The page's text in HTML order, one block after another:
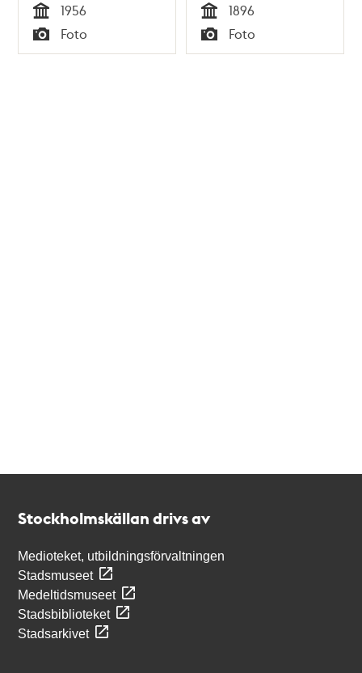
Tid
1956
Typ
Foto Tid
1896
Typ
Foto
Stockholmskällan drivs av
Medioteket, utbildningsförvaltningen
Stadsmuseet
Medeltidsmuseet
Stadsbiblioteket
Stadsarkivet